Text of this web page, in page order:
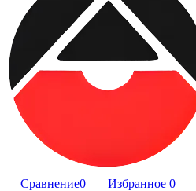
Сравнение0 Избранное 0